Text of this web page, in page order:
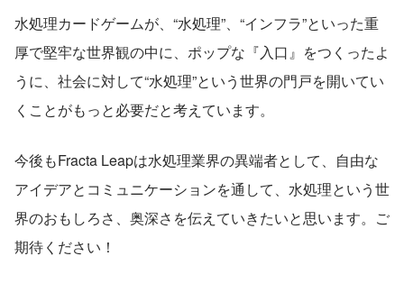
水処理カードゲームが、“水処理”、“インフラ”といった重
厚で堅牢な世界観の中に、ポップな『入口』をつくったよ
うに、社会に対して“水処理”という世界の門戸を開いてい
くことがもっと必要だと考えています。
今後もFracta Leapは水処理業界の異端者として、自由な
アイデアとコミュニケーションを通して、水処理という世
界のおもしろさ、奥深さを伝えていきたいと思います。ご
期待ください！